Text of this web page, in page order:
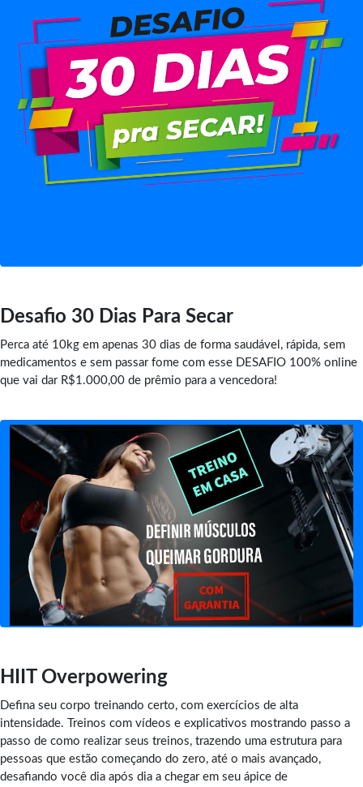
Desafio 30 Dias Para Secar
Perca até 10kg em apenas 30 dias de forma saudável, rápida, sem
medicamentos e sem passar fome com esse DESAFIO 100% online
que vai dar R$1.000,00 de prêmio para a vencedora!
HIIT Overpowering
Defina seu corpo treinando certo, com exercícios de alta
intensidade. Treinos com vídeos e explicativos mostrando passo a
passo de como realizar seus treinos, trazendo uma estrutura para
pessoas que estão começando do zero, até o mais avançado,
desafiando você dia após dia a chegar em seu ápice de